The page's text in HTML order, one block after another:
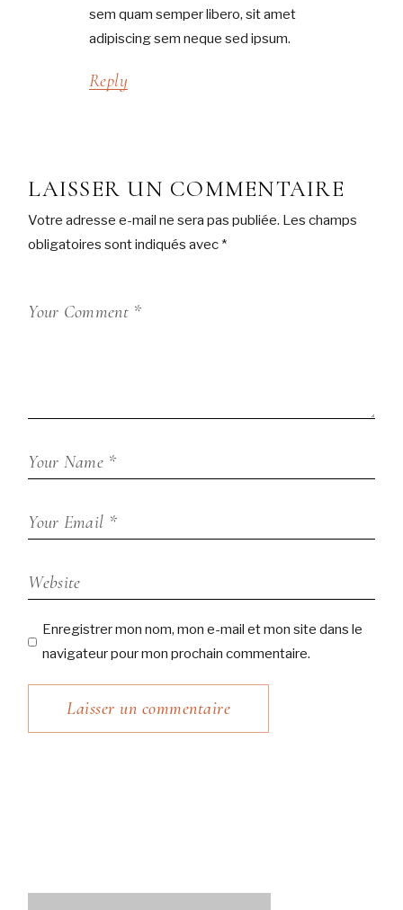
sem quam semper libero, sit amet
adipiscing sem neque sed ipsum.
Reply
LAISSER UN COMMENTAIRE
Votre adresse e-mail ne sera pas publiée. Les champs
obligatoires sont indiqués avec *
Enregistrer mon nom, mon e-mail et mon site dans le
navigateur pour mon prochain commentaire.
Laisser un commentaire